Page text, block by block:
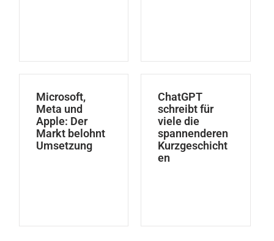
Microsoft,
Meta und
Apple: Der
Markt belohnt
Umsetzung
ChatGPT
schreibt für
viele die
spannenderen
Kurzgeschicht
en